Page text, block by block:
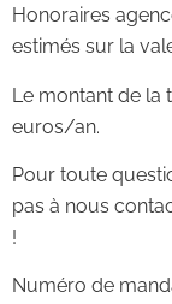
Honoraires
estimés sur la
Le montant de la
euros/an.
Pour toute
pas à nous
!
Numéro de